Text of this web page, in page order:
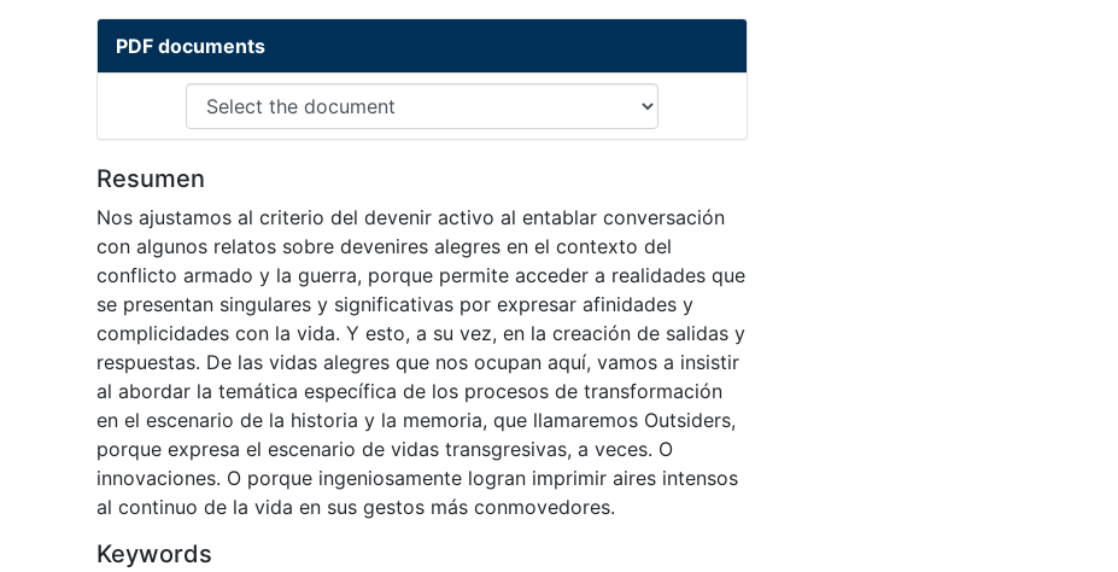
PDF documents
Resumen
Nos ajustamos al criterio del devenir activo al entablar conversación
con algunos relatos sobre devenires alegres en el contexto del
conflicto armado y la guerra, porque permite acceder a realidades que
se presentan singulares y significativas por expresar afinidades y
complicidades con la vida. Y esto, a su vez, en la creación de salidas y
respuestas. De las vidas alegres que nos ocupan aquí, vamos a insistir
al abordar la temática específica de los procesos de transformación
en el escenario de la historia y la memoria, que llamaremos Outsiders,
porque expresa el escenario de vidas transgresivas, a veces. O
innovaciones. O porque ingeniosamente logran imprimir aires intensos
al continuo de la vida en sus gestos más conmovedores.
Keywords